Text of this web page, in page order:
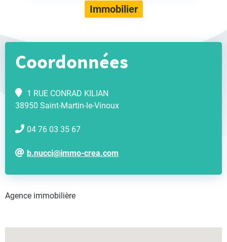
Immobilier
Coordonnées
1 RUE CONRAD KILIAN
38950 Saint-Martin-le-Vinoux
04 76 03 35 67
b.nucci@immo-crea.com
Agence immobilière